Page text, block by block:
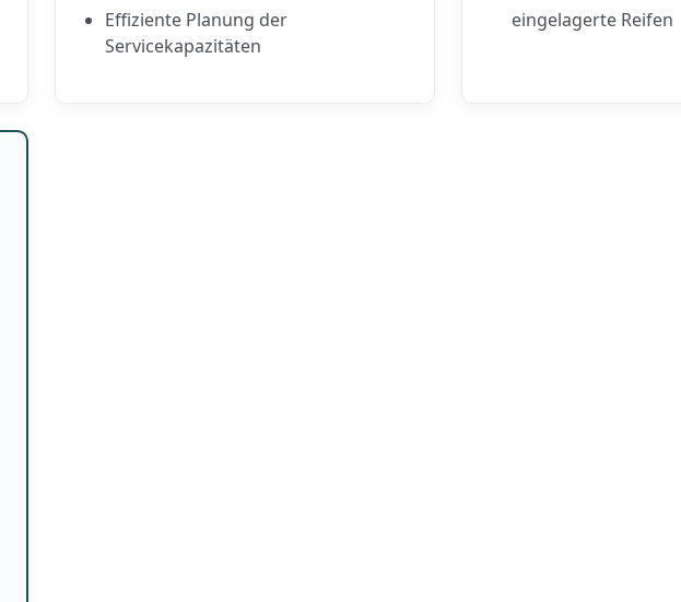
Effiziente Planung der
Servicekapazitäten
eingelagerte Reifen